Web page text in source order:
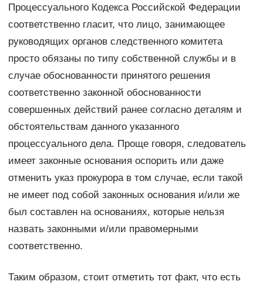
Процессуального Кодекса Российской Федерации
соответственно гласит, что лицо, занимающее
руководящих органов следственного комитета
просто обязаны по типу собственной службы и в
случае обоснованности принятого решения
соответственно законной обоснованности
совершенных действий ранее согласно деталям и
обстоятельствам данного указанного
процессуального дела. Проще говоря, следователь
имеет законные основания оспорить или даже
отменить указ прокурора в том случае, если такой
не имеет под собой законных основания и/или же
был составлен на основаниях, которые нельзя
назвать законными и/или правомерными
соответственно.
Таким образом, стоит отметить тот факт, что есть